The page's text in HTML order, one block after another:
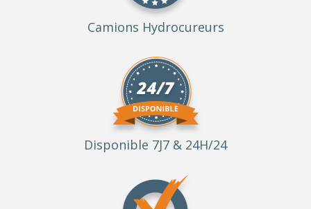
Camions Hydrocureurs
Disponible 7J7 & 24H/24